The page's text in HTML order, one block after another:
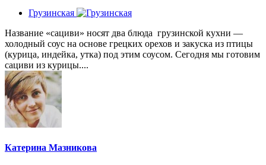
Грузинская
Название «сациви» носят два блюда грузинской кухни —
холодный соус на основе грецких орехов и закуска из птицы
(курица, индейка, утка) под этим соусом. Сегодня мы готовим
сациви из курицы....
Катерина Мазникова